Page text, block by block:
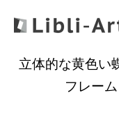
立体的な黄色い
フレー